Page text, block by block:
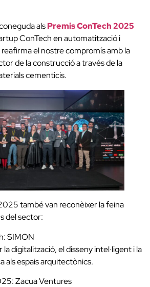
alsPremis ConTech 2025
ConTech en automatització i
el nostre compromís amb la
de la construcció a través de la
cementicis.
també van reconèixer la feina
del sector:
SIMON
la digitalització, el disseny intel·ligent i la
als espais arquitectònics.
Zacua Ventures